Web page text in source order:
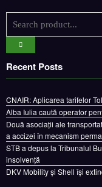
Recent Posts
Alba Iulia caută operator
Două asociații ale
a accizei în mecanism
STB a depus la Tribunalul
insolvență
DKV Mobility și Shell își